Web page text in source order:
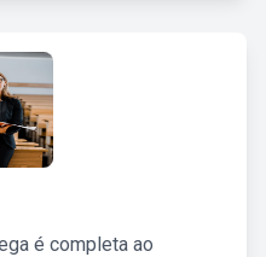
é completa ao